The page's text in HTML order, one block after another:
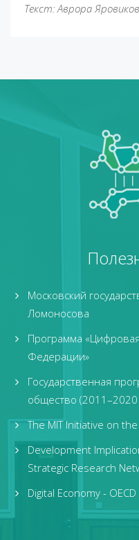
Текст: Аврора
Московский
Ломоносова
Программа
Федерации»
Государственная
общество (2011–2020
The MIT Initiative on
Development
Strategic Research
Digital Economy - OECD